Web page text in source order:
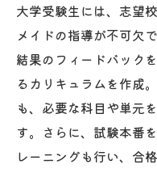
天王寺 塾の
目
一人ひとり
中学生・高校
口コミで評判
夫
大学受験生には、志望
メイドの指導が不可欠
結果のフィードバック
るカリキュラムを作成
も、必要な科目や単元
す。さらに、試験本番
レーニングも行い、合